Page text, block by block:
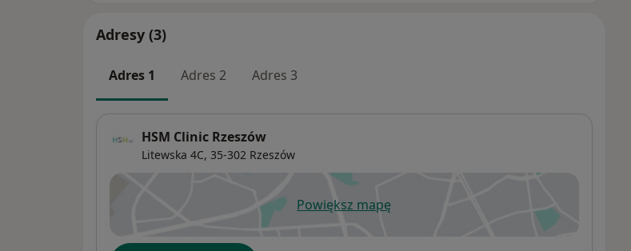
Adresy (3)
Adres 1 Adres 2 Adres 3
HSM Clinic Rzeszów
Litewska 4C, 35-302 Rzeszów
Powiększ mapęotwiera się w nowej karcie